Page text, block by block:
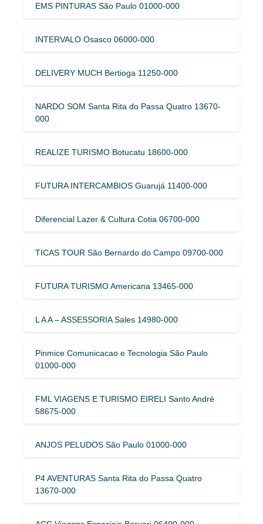
EMS PINTURAS São Paulo 01000-000
INTERVALO Osasco 06000-000
DELIVERY MUCH Bertioga 11250-000
NARDO SOM Santa Rita do Passa Quatro 13670-
000
REALIZE TURISMO Botucatu 18600-000
FUTURA INTERCAMBIOS Guarujá 11400-000
Diferencial Lazer & Cultura Cotia 06700-000
TICAS TOUR São Bernardo do Campo 09700-000
FUTURA TURISMO Americana 13465-000
L A A – ASSESSORIA Sales 14980-000
Pinmice Comunicacao e Tecnologia São Paulo
01000-000
FML VIAGENS E TURISMO EIRELI Santo André
58675-000
ANJOS PELUDOS São Paulo 01000-000
P4 AVENTURAS Santa Rita do Passa Quatro
13670-000